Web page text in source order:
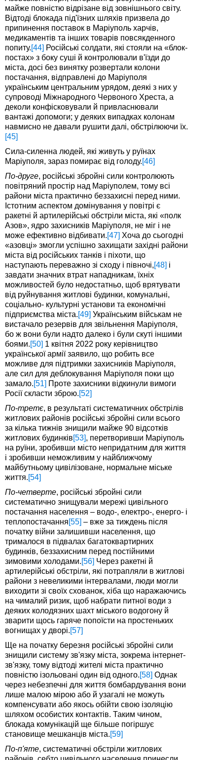
майже повністю відрізане від зовнішнього світу.
Відтоді блокада під'їзних шляхів призвела до
припинення поставок в Маріуполь харчів,
медикаментів та інших товарів повсякденного
попиту.[44] Російські солдати, які стояли на «блок-
постах» з боку суші й контролювали в'їзди до
міста, досі без винятку розвертали колони
постачання, відправлені до Маріуполя
українським центральним урядом, деякі з них у
супроводі Міжнародного Червоного Хреста, а
деколи конфісковували й привласнювали
вантажі допомоги; у деяких випадках колонам
навмисно не давали рушити далі, обстрілюючи їх.
[45]
Сила-силенна людей, які живуть у руїнах
Маріуполя, зараз помирає від голоду.[46]
По-друге, російські збройні сили контролюють
повітряний простір над Маріуполем, тому всі
райони міста практично беззахисні перед ними.
Істотним аспектом домінування у повітрі є
ракетні й артилерійські обстріли міста, які «полк
Азов», ядро захисників Маріуполя, не міг і не
може ефективно відбивати.[47] Хоча до сьогодні
«азовці» змогли успішно захищати західні райони
міста від російських танків і піхоти, що
наступають переважно зі сходу і півночі,[48] і
завдати значних втрат нападникам, їхніх
можливостей було недостатньо, щоб врятувати
від руйнування житлові будинки, комунальні,
соціально- культурні установи та економічні
підприємства міста.[49] Українським військам не
вистачало резервів для звільнення Маріуполя,
бо ж вони були надто далеко і були скуті іншими
боями.[50] 1 квітня 2022 року керівництво
української армії заявило, що робить все
можливе для підтримки захисників Маріуполя,
але сил для деблокування Маріуполя поки що
замало.[51] Проте захисники відкинули вимоги
Росії скласти зброю.[52]
По-третє, в результаті систематичних обстрілів
житлових районів російські збройні сили всього
за кілька тижнів знищили майже 90 відсотків
житлових будинків[53], перетворивши Маріуполь
на руїни, зробивши місто непридатним для життя
і зробивши неможливим у найближчому
майбутньому цивілізоване, нормальне міське
життя.[54]
По-четверте, російські збройні сили
систематично знищували мережі цивільного
постачання населення – водо-, електро-, енерго- і
теплопостачання[55] – вже за тиждень після
початку війни залишивши населення, що
трималося в підвалах багатоквартирних
будинків, беззахисним перед постійними
зимовими холодами.[56] Через ракетні й
артилерійські обстріли, які потрапляли в житлові
райони з невеликими інтервалами, люди могли
виходити зі своїх схованок, хіба що наражаючись
на чималий ризик, щоб набрати питної води з
деяких колодязних шахт міського водогону й
зварити щось гаряче попоїсти на простеньких
вогнищах у дворі.[57]
Ще на початку березня російські збройні сили
знищили систему зв'язку міста, зокрема інтернет-
зв'язку, тому відтоді жителі міста практично
повністю ізольовані один від одного.[58] Однак
через небезпечні для життя бомбардування вони
лише малою мірою або й узагалі не можуть
компенсувати або якось обійти свою ізоляцію
шляхом особистих контактів. Таким чином,
блокада комунікацій ще більше погіршує
становище мешканців міста.[59]
По-п'яте, систематичні обстріли житлових